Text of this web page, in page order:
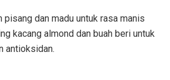
pisang dan madu untuk rasa manis
kacang almond dan buah beri untuk
antioksidan.